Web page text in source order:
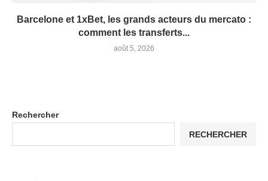
Barcelone et 1xBet, les grands acteurs du mercato :
comment les transferts...
août 5, 2026
Rechercher
RECHERCHER